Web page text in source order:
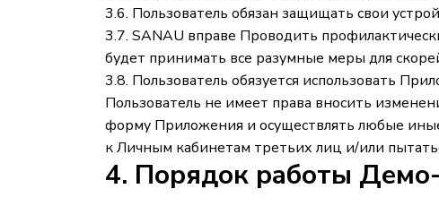
3.6. Пользователь обязан защищать свои
3.7. SANAU вправе Проводить
будет принимать все разумные меры для
3.8. Пользователь обязуется использовать
Пользователь не имеет права вносить
форму Приложения и осуществлять любые
к Личным кабинетам третьих лиц и/или
4. Порядок работы